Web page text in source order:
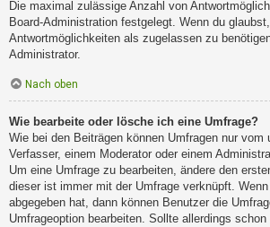
Die maximal zulässige Anzahl von
Board-Administration festgelegt. Wenn du
Antwortmöglichkeiten als zugelassen zu
Administrator.
Nach oben
Wie bearbeite oder lösche ich eine Umfrage?
Wie bei den Beiträgen können Umfragen nur vom
Verfasser, einem Moderator oder einem
Um eine Umfrage zu bearbeiten, ändere den
dieser ist immer mit der Umfrage verknüpft.
abgegeben hat, dann können Benutzer die
Umfrageoption bearbeiten. Sollte allerdings